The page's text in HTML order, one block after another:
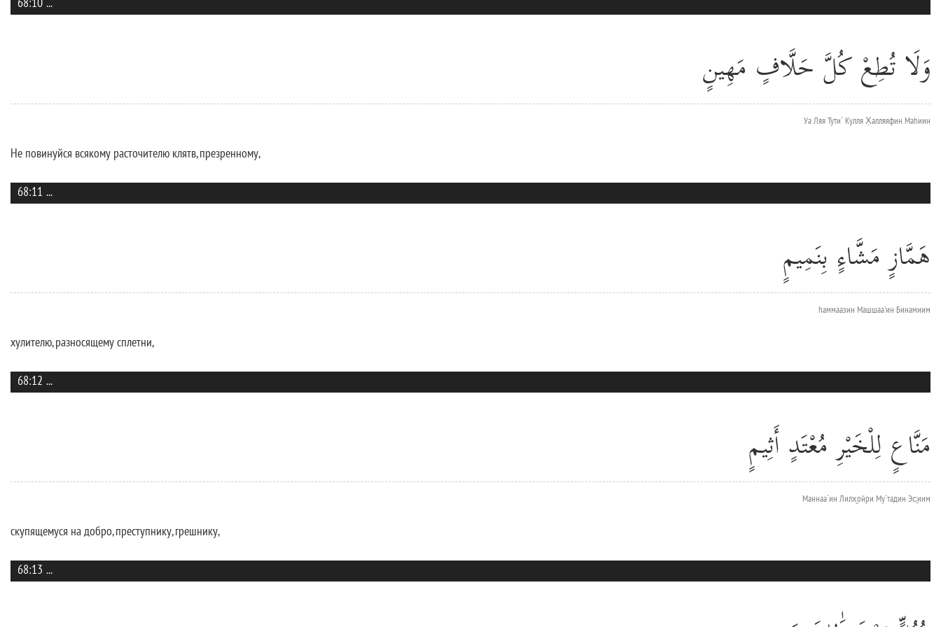
وَلَا تُطِعْ كُلَّ حَلَّافٍ مَهِينٍ
Уа Ляя Тути` Кулля Х̣алляяфин Маhиин
Не повинуйся всякому расточителю клятв, презренному,
68:11 ...
هَمَّازٍ مَشَّاءٍ بِنَمِيمٍ
hаммаазин Машшаа'ин Бинамиим
хулителю, разносящему сплетни,
68:12 ...
مَنَّاعٍ لِلْخَيْرِ مُعْتَدٍ أَثِيمٍ
Маннаа`ин Лилх̮ойри Му`тадин Эс̱иим
скупящемуся на добро, преступнику, грешнику,
68:13 ...